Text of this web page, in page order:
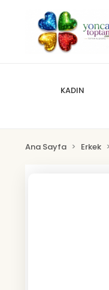
KADIN
Ana Sayfa Erkek